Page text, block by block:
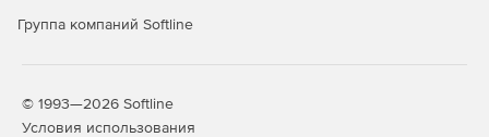
Группа компаний Softline
© 1993—2026 Softline
Условия использования